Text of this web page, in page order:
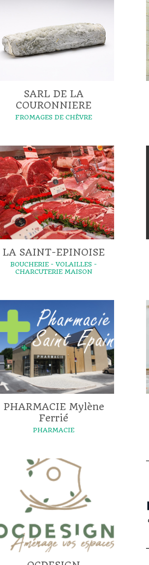
SARL DE LA
COURONNIERE
FROMAGES DE CHÈVRE
LA SAINT-EPINOISE
BOUCHERIE - VOLAILLES -
CHARCUTERIE MAISON
PHARMACIE Mylène
Ferrié
PHARMACIE